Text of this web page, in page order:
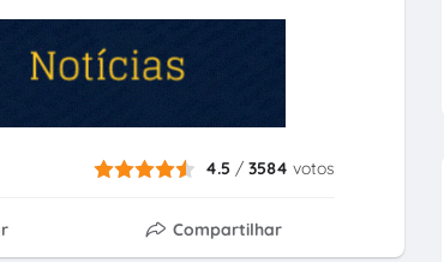
4.5 /3584 votos
Compartilhar